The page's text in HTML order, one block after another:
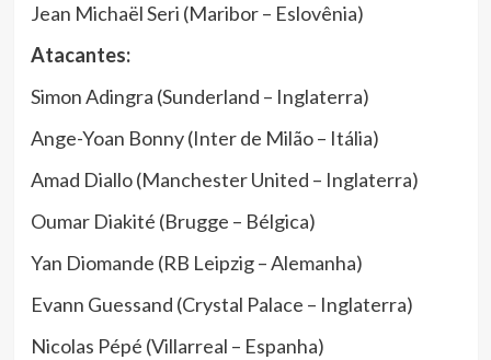
Jean Michaël Seri (Maribor – Eslovênia)
Atacantes:
Simon Adingra (Sunderland – Inglaterra)
Ange-Yoan Bonny (Inter de Milão – Itália)
Amad Diallo (Manchester United – Inglaterra)
Oumar Diakité (Brugge – Bélgica)
Yan Diomande (RB Leipzig – Alemanha)
Evann Guessand (Crystal Palace – Inglaterra)
Nicolas Pépé (Villarreal – Espanha)